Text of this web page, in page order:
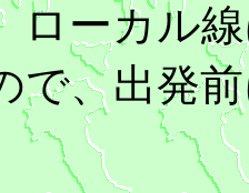
ローカル
で、出発